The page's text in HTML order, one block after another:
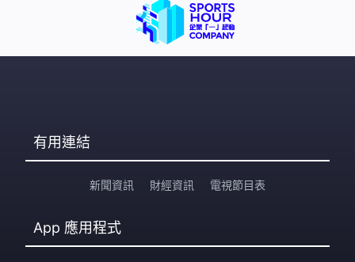
有用連結
新聞資訊 財經資訊 電視節目表
App 應用程式